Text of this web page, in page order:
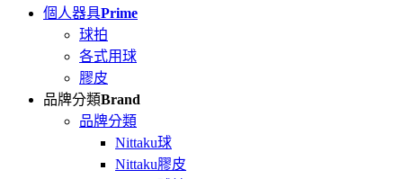
個人器具Prime
球拍
各式用球
膠皮
品牌分類Brand
品牌分類
Nittaku球
Nittaku膠皮